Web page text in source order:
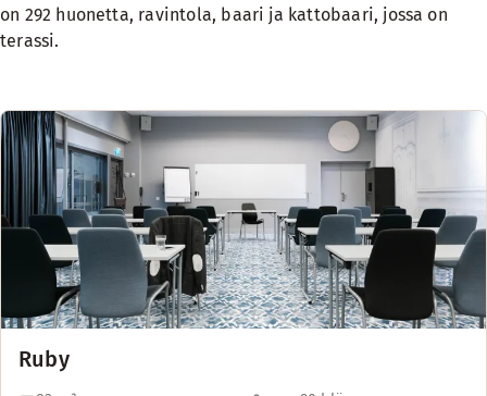
on 292 huonetta, ravintola, baari ja kattobaari, jossa on
terassi.
Ruby